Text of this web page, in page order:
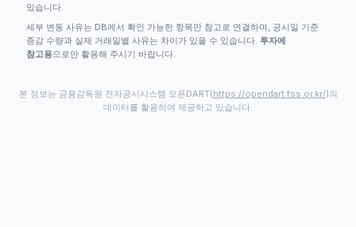
있습니다.
세부 변동 사유는 DB에서 확인 가능한 항목만 참고로 연결하며, 공시일 기준
증감 수량과 실제 거래일별 사유는 차이가 있을 수 있습니다. 투자에
참고용으로만 활용해 주시기 바랍니다.
본 정보는 금융감독원 전자공시시스템 오픈DART(https://opendart.fss.or.kr/)의
데이터를 활용하여 제공하고 있습니다.